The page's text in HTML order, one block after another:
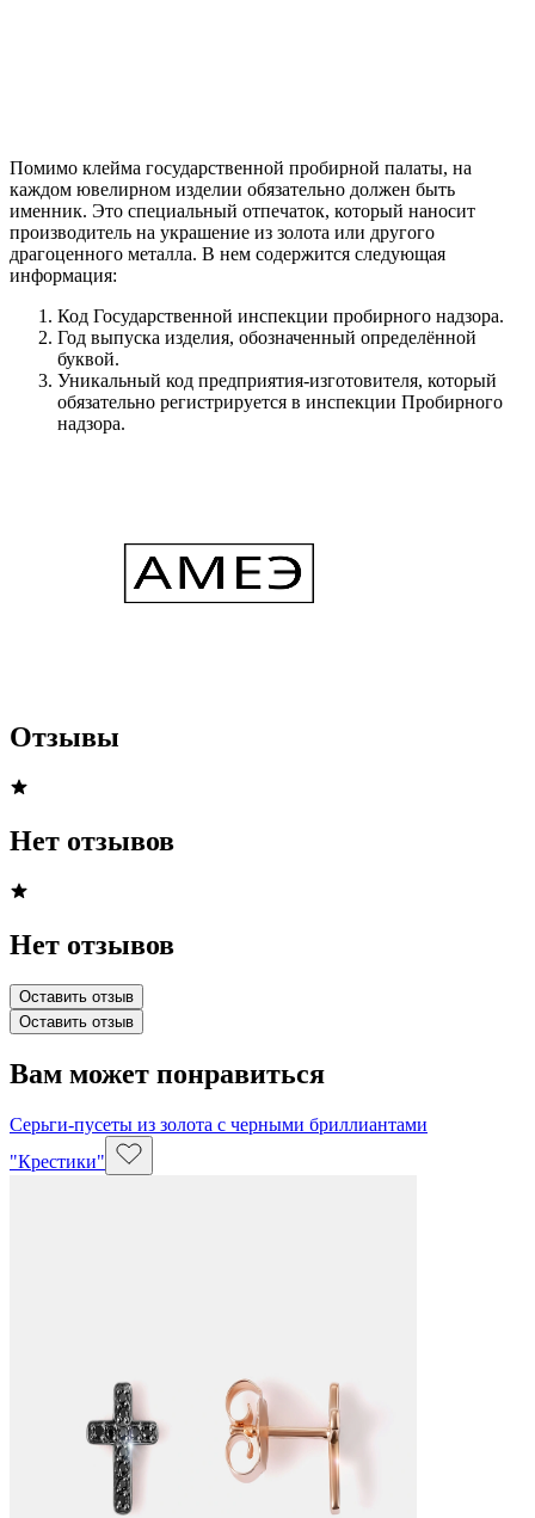
Помимо клейма государственной пробирной палаты, на
каждом ювелирном изделии обязательно должен быть
именник. Это специальный отпечаток, который наносит
производитель на украшение из золота или другого
драгоценного металла. В нем содержится следующая
информация:
Код Государственной инспекции пробирного надзора.
Год выпуска изделия, обозначенный определённой
буквой.
Уникальный код предприятия-изготовителя, который
обязательно регистрируется в инспекции Пробирного
надзора.
Отзывы
Нет отзывов
Нет отзывов
Оставить отзыв
Оставить отзыв
Вам может понравиться
Серьги-пусеты из золота с черными бриллиантами
"Крестики"